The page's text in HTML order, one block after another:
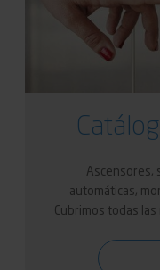
Ascensores,
automáticas,
Cubrimos todas